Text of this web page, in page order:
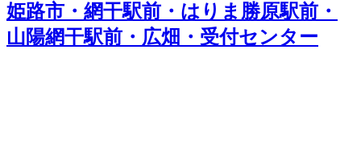
姫路市・網干駅前・はりま勝原駅前・
山陽網干駅前・広畑・受付センター